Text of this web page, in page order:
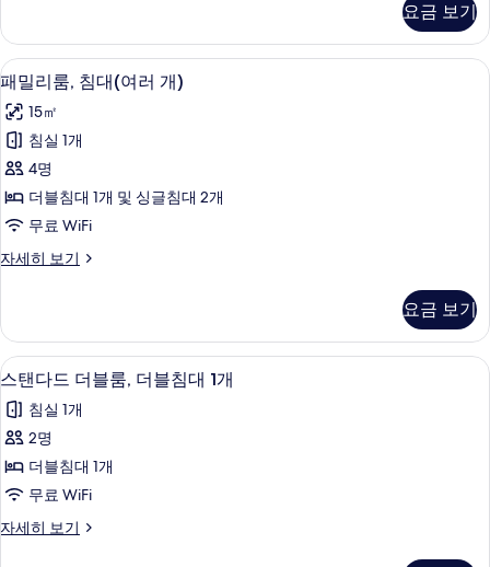
개)
사
진
모
두
보
기
침
대
(여
러
개)
자
세
히
보
기
요금 보기
패
밀
리
룸,
침
대
러
사
진
모
두
보
기
패밀리룸, 침대(여러 개) | 책상, 암막
7
패밀리룸, 침대(여러 개)
15㎡
침실 1개
4명
더블침대 1개 및 싱글침대 2개
무료 WiFi
자세히 보기
패
침
대
(여
개)
자
히
보
요금 보기
스
탠
다
드
더
룸,
스탠다드 더블룸, 더블침대 1개 | 책상
5
스탠다드 더블룸, 더블침대 1개
침실 1개
2명
더블침대 1개
무료 WiFi
자세히 보기
스